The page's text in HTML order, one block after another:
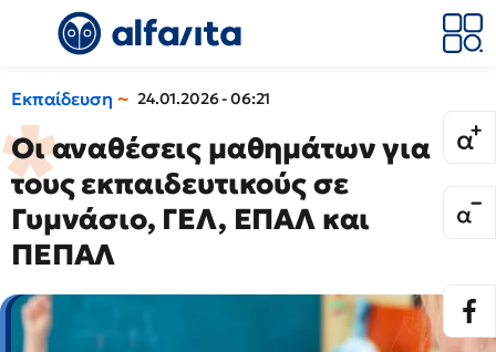
Εκπαίδευση 24.01.2026 - 06:21
Οι αναθέσεις μαθημάτων για
τους εκπαιδευτικούς σε
Γυμνάσιο, ΓΕΛ, ΕΠΑΛ και
ΠΕΠΑΛ